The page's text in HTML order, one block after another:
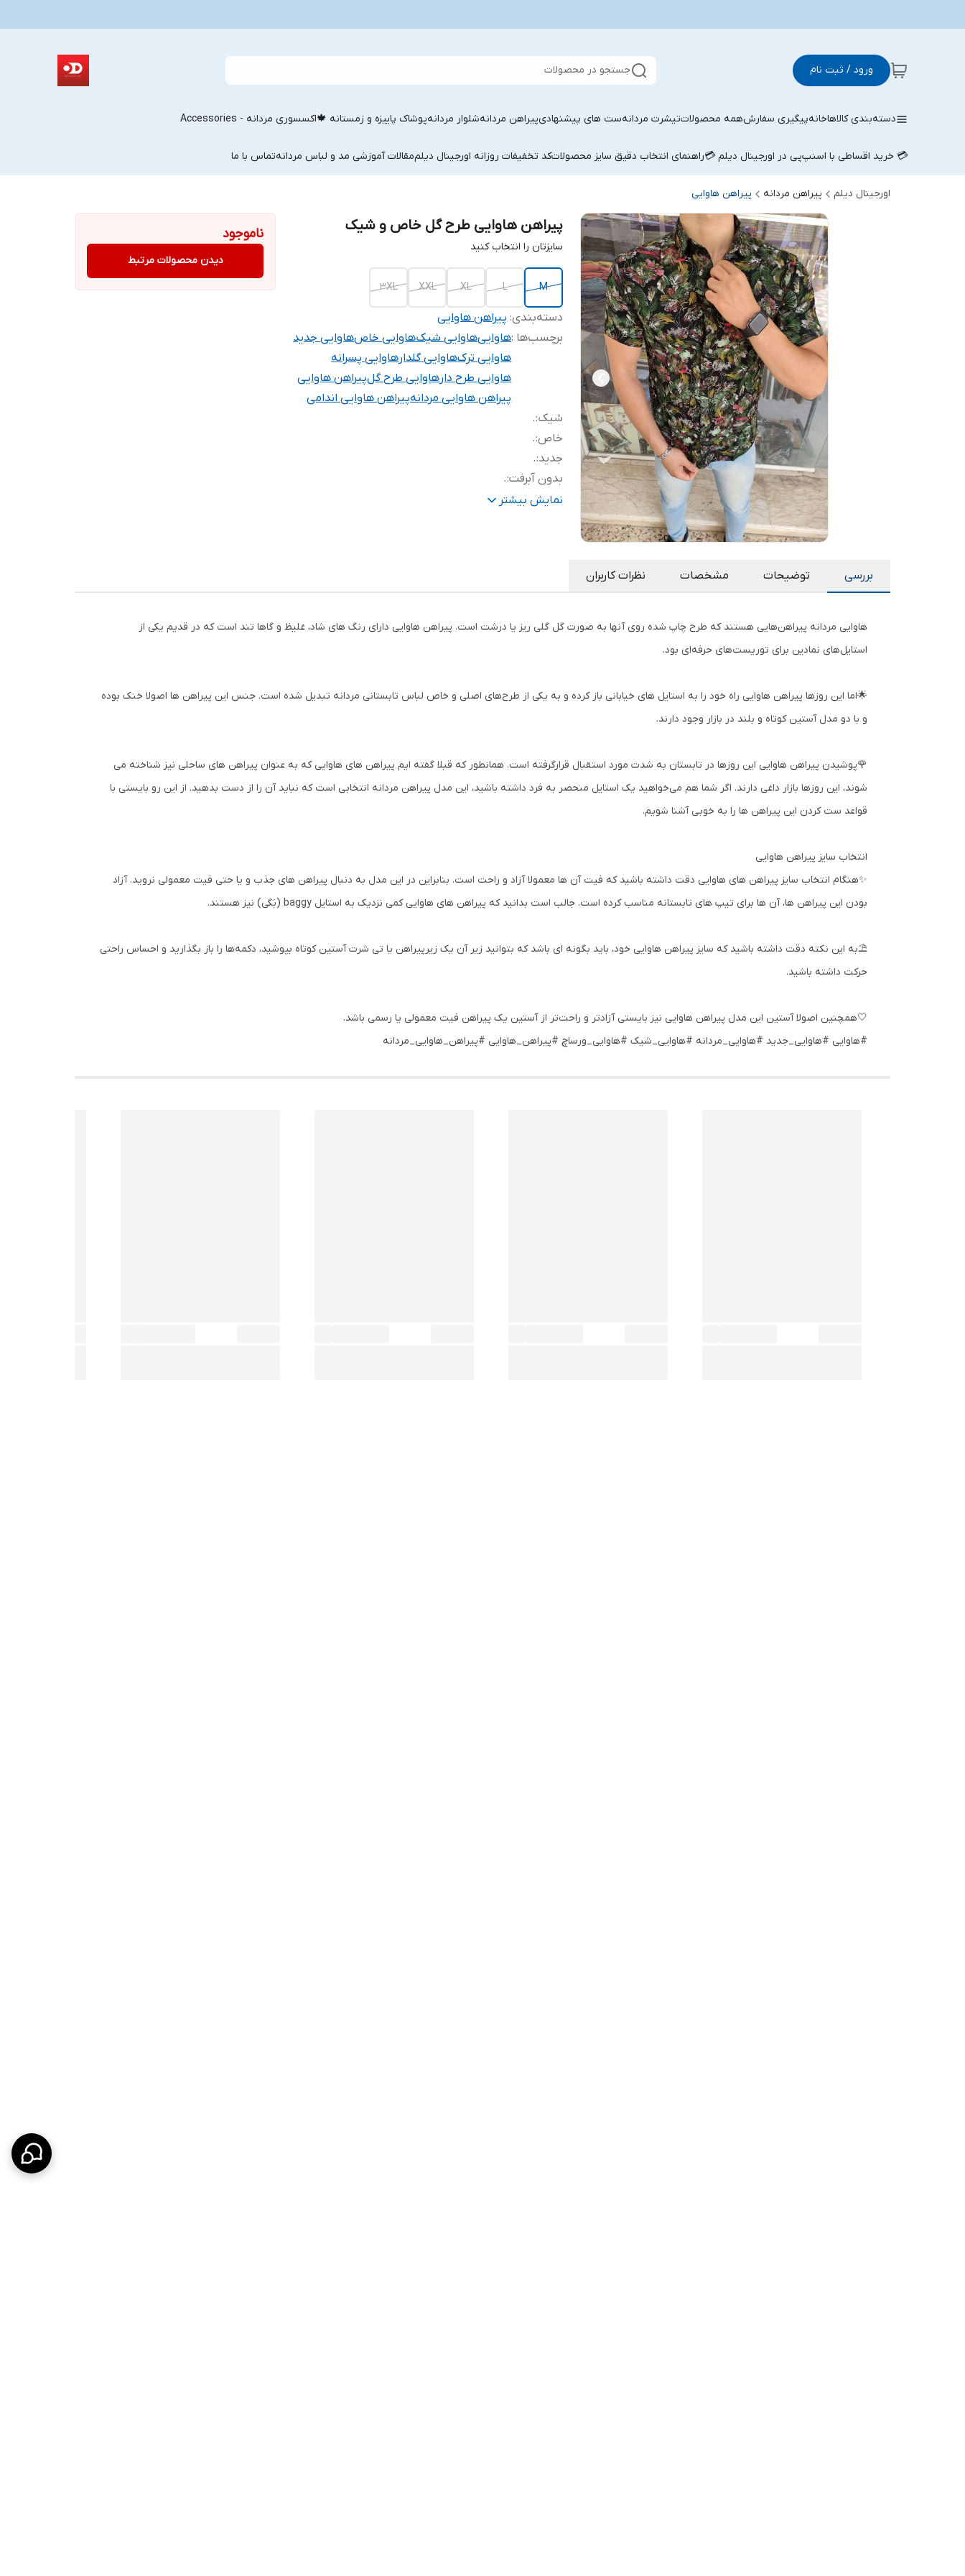
ورود / ثبت نام جستجو در محصولات
دسته‌بندی کالاهاخانهپیگیری سفارشهمه محصولاتتیشرت مردانهست های پیشنهادیپیراهن مردانهشلوار مردانهپوشاک پاییزه و زمستانه 🍁اکسسوری مردانه - Accessories
💳 خرید اقساطی با اسنپ‌پی در اورجینال دیلم 💳راهنمای انتخاب دقیق سایز محصولاتکد تخفیفات روزانه اورجینال دیلممقالات آموزشی مد و لباس مردانهتماس با ما
اورجینال دیلم پیراهن مردانه پیراهن هاوایی
پیراهن هاوایی طرح گل خاص و شیک
سایزتان را انتخاب کنید
M
L
XL
XXL
3XL
دسته‌بندی:پیراهن هاوایی
برچسب‌ها :هاواییهاوایی شیکهاوایی خاصهاوایی جدید
هاوایی ترکهاوایی گلدارهاوایی پسرانه
هاوایی طرح دارهاوایی طرح گلپیراهن هاوایی
پیراهن هاوایی مردانهپیراهن هاوایی اندامی
شیک:
.
خاص:
.
جدید:
.
بدون آبرفت:
.
با کیفیت:
.
نمایش بیشتر
ناموجود
دیدن محصولات مرتبط
بررسی توضیحات مشخصات نظرات کاربران
هاوایی مردانه پیراهن‌هایی هستند که طرح چاپ شده روی آنها به صورت گل گلی ریز یا درشت است. پیراهن هاوایی دارای رنگ های شاد، غلیظ و گاها تند است که در قدیم یکی از
استایل‌های نمادین برای توریست‌های حرفه‌ای بود.
🌟اما این روزها پیراهن هاوایی راه خود را به استایل های خیابانی باز کرده و به یکی از طرح‌های اصلی و خاص لباس تابستانی مردانه تبدیل شده است. جنس این پیراهن ها اصولا خنک بوده
و با دو مدل آستین کوتاه و بلند در بازار وجود دارند.
🌹پوشیدن پیراهن هاوایی این روزها در تابستان به شدت مورد استقبال قرارگرفته است. همانطور که قبلا گفته ایم پیراهن های هاوایی که به عنوان پیراهن های ساحلی نیز شناخته می
شوند، این روزها بازار داغی دارند. اگر شما هم می‌خواهید یک استایل منحصر به فرد داشته باشید، این مدل پیراهن مردانه انتخابی است که نباید آن را از دست بدهید. از این رو بایستی با
قواعد ست کردن این پیراهن ها را به خوبی آشنا شویم.
انتخاب سایز پیراهن هاوایی
✨هنگام انتخاب سایز پیراهن های هاوایی دقت داشته باشید که فیت آن ها معمولا آزاد و راحت است. بنابراین در این مدل به دنبال پیراهن های جذب و یا حتی فیت معمولی نروید. آزاد
بودن این پیراهن ها، آن ها برای تیپ های تابستانه مناسب کرده است. جالب است بدانید که پیراهن های هاوایی کمی نزدیک به استایل baggy (بَگی) نیز هستند.
⛱️به این نکته دقت داشته باشید که سایز پیراهن هاوایی خود، باید بگونه ای باشد که بتوانید زیر آن یک زیرپیراهن یا تی شرت آستین کوتاه بپوشید، دکمه‌ها را باز بگذارید و احساس راحتی
حرکت داشته باشید.
🤍همچنین اصولا آستین این مدل پیراهن هاوایی نیز بایستی آزادتر و راحت‌تر از آستین یک پیراهن فیت معمولی یا رسمی باشد.
#هاوایی #هاوایی_جدید #هاوایی_مردانه #هاوایی_شیک #هاوایی_ورساچ #پیراهن_هاوایی #پیراهن_هاوایی_مردانه